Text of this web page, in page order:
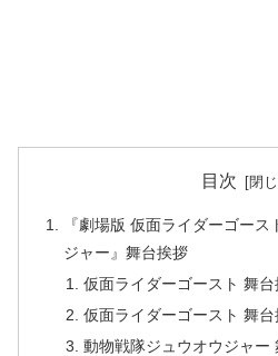
目次
『劇場版 仮面ライダーゴー
ジャー』舞台挨拶
仮面ライダーゴースト 舞
仮面ライダーゴースト 舞
動物戦隊ジュウオウジャー